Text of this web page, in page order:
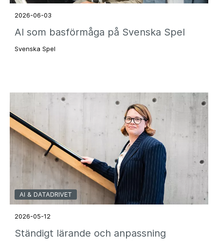
2026-06-03
AI som basförmåga på Svenska Spel
Svenska Spel
AI & DATADRIVET
2026-05-12
Ständigt lärande och anpassning